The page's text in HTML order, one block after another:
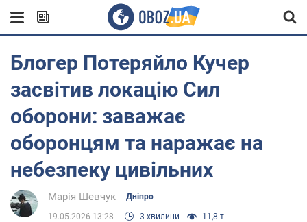
Блогер Потеряйло Кучер
засвітив локацію Сил
оборони: заважає
оборонцям та наражає на
небезпеку цивільних
Марія Шевчук Дніпро
19.05.2026 13:28 3 хвилини 11,8 т.